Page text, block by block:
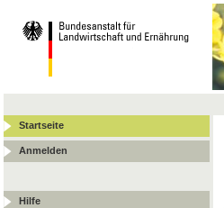
Startseite
Anmelden
Hilfe